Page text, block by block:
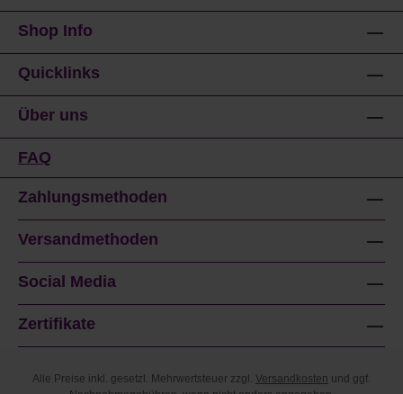
Shop Info
Quicklinks
Über uns
FAQ
Zahlungsmethoden
Versandmethoden
Social Media
Zertifikate
Alle Preise inkl. gesetzl. Mehrwertsteuer zzgl. Versandkosten und ggf.